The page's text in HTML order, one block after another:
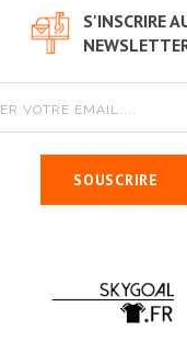
S'INSCRIRE
SOUSCRIRE